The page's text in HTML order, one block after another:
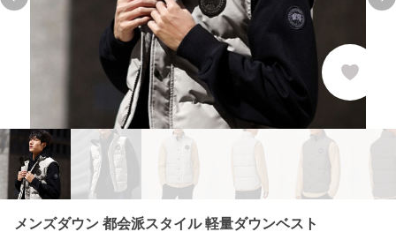
Previous slide
メンズダウン 都会派スタイル 軽量ダウンベスト